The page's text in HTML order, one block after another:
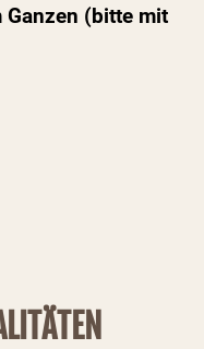
(bitte mit